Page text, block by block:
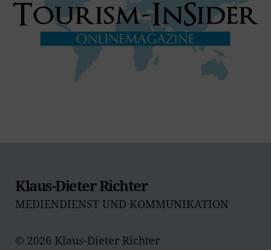
Klaus-Dieter Richter
MEDIENDIENST UND KOMMUNIKATION
© 2026 Klaus-Dieter Richter